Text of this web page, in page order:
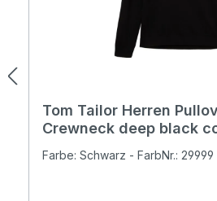
Tom Tailor Herren
Crewneck deep black
Farbe: Schwarz - FarbNr.: 29999